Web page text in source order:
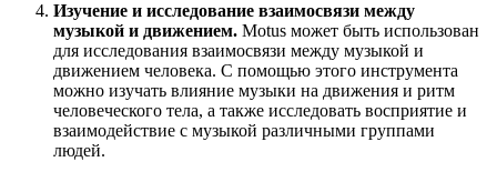
Изучение и исследование взаимосвязи между
музыкой и движением. Motus может быть использован
для исследования взаимосвязи между музыкой и
движением человека. С помощью этого инструмента
можно изучать влияние музыки на движения и ритм
человеческого тела, а также исследовать восприятие и
взаимодействие с музыкой различными группами
людей.